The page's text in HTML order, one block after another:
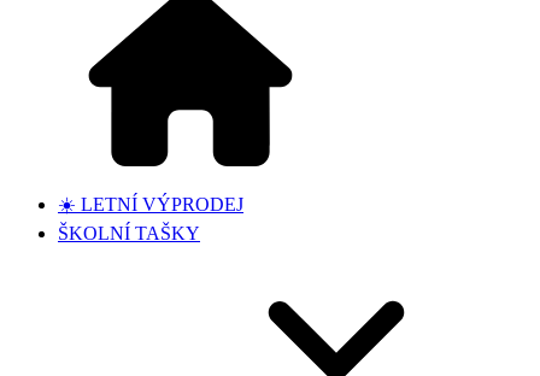
☀️ LETNÍ VÝPRODEJ
ŠKOLNÍ TAŠKY